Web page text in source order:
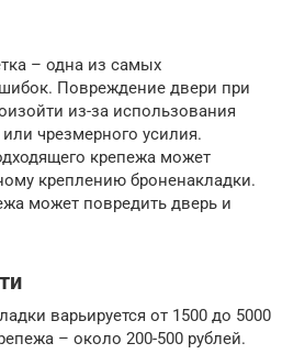
– одна из самых
Повреждение двери при
из-за использования
чрезмерного усилия.
крепежа может
креплению броненакладки.
может повредить дверь и
варьируется от 1500 до 5000
– около 200-500 рублей.